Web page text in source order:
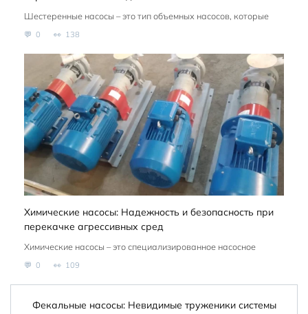
Шестеренные насосы – это тип объемных насосов, которые
0 138
Химические насосы: Надежность и безопасность при
перекачке агрессивных сред
Химические насосы – это специализированное насосное
0 109
Фекальные насосы: Невидимые труженики системы